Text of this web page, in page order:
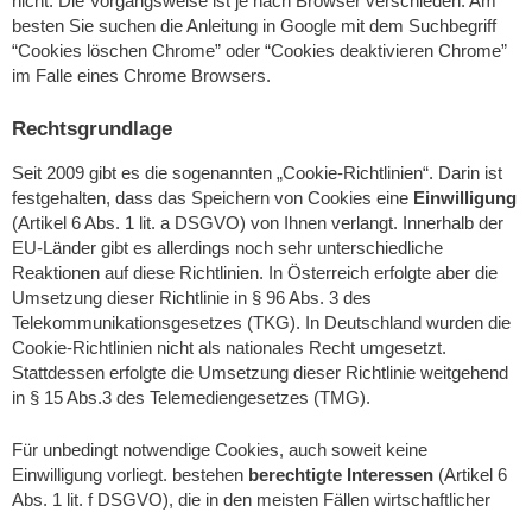
besten Sie suchen die Anleitung in Google mit dem Suchbegriff
“Cookies löschen Chrome” oder “Cookies deaktivieren Chrome”
im Falle eines Chrome Browsers.
Rechtsgrundlage
Seit 2009 gibt es die sogenannten „Cookie-Richtlinien“. Darin ist
festgehalten, dass das Speichern von Cookies eine Einwilligung
(Artikel 6 Abs. 1 lit. a DSGVO) von Ihnen verlangt. Innerhalb der
EU-Länder gibt es allerdings noch sehr unterschiedliche
Reaktionen auf diese Richtlinien. In Österreich erfolgte aber die
Umsetzung dieser Richtlinie in § 96 Abs. 3 des
Telekommunikationsgesetzes (TKG). In Deutschland wurden die
Cookie-Richtlinien nicht als nationales Recht umgesetzt.
Stattdessen erfolgte die Umsetzung dieser Richtlinie weitgehend
in § 15 Abs.3 des Telemediengesetzes (TMG).
Für unbedingt notwendige Cookies, auch soweit keine
Einwilligung vorliegt. bestehen berechtigte Interessen (Artikel 6
Abs. 1 lit. f DSGVO), die in den meisten Fällen wirtschaftlicher